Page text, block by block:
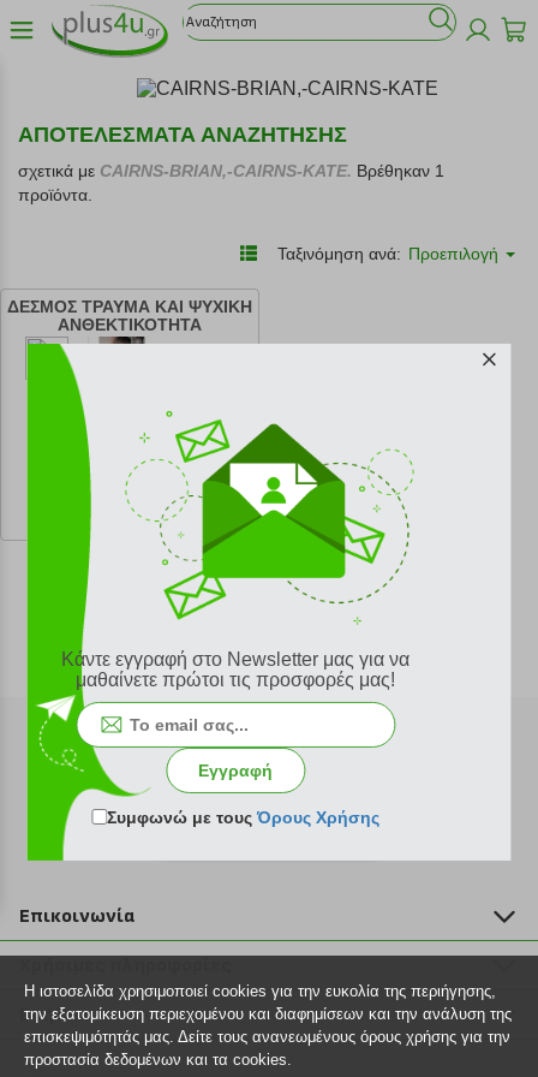
ΑΠΟΤΕΛΕΣΜΑΤΑ ΑΝΑΖΗΤΗΣΗΣ
σχετικά με CAIRNS-BRIAN,-CAIRNS-KATE. Βρέθηκαν 1
προϊόντα.
Ταξινόμηση ανά: Προεπιλογή
ΔΕΣΜΟΣ ΤΡΑΥΜΑ ΚΑΙ ΨΥΧΙΚΗ
ΑΝΘΕΚΤΙΚΟΤΗΤΑ
κωδ. 108192258
16.21 €
Ελάχιστη 30 ημερών 18.01 €
Προτεινόμενη λιανική 18.01 €
Εγγραφή στο newsletter
Επικοινωνία
211 2000 700
info@plus4u.gr
Η εταιρία
Σημεία παραλαβής
Βοήθεια
Εξέλιξη παραγγελίας
Κάντε εγγραφή στο Newsletter μας για να
μαθαίνετε πρώτοι τις προσφορές μας!
Εγγραφή
Συμφωνώ με τουςΌρους Χρήσης
Η ιστοσελίδα χρησιμοποιεί cookies για την ευκολία της περιήγησης,
την εξατομίκευση περιεχομένου και διαφημίσεων και την ανάλυση της
επισκεψιμότητάς μας. Δείτε τους ανανεωμένους όρους χρήσης για την
προστασία δεδομένων και τα cookies.